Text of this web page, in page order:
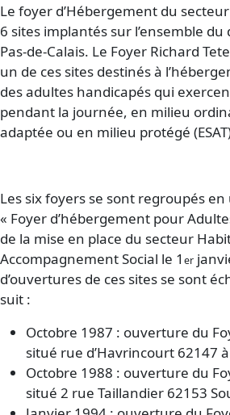
Le foyer d’Hébergement du
6 sites implantés sur l’ensemble
Pas-de-Calais. Le Foyer Richard
un de ces sites destinés à
des adultes handicapés qui
pendant la journée, en milieu
adaptée ou en milieu protégé
Les six foyers se sont regroupés
« Foyer d’hébergement pour
de la mise en place du secteur
Accompagnement Social le 1 er
d’ouvertures de ces sites se sont
suit :
Octobre 1987 : ouverture du
situé rue d’Havrincourt 62147
Octobre 1988 : ouverture du
situé 2 rue Taillandier 62153